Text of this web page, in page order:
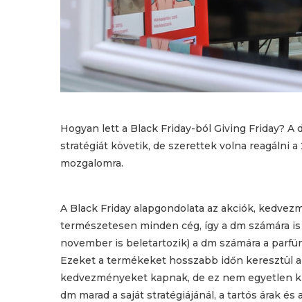
Hogyan lett a Black Friday-ból Giving Friday?
stratégiát követik, de szerettek volna reagálni
mozgalomra.
A Black Friday alapgondolata az akciók,
természetesen minden cég, így a dm számára
november is beletartozik) a dm számára a
Ezeket a termékeket hosszabb időn keresztül
kedvezményeket kapnak, de ez nem egyetlen
dm marad a saját stratégiájánál, a tartós árak